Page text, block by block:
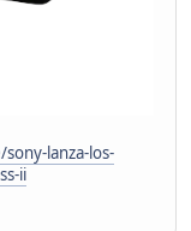
lanza-los-
ii